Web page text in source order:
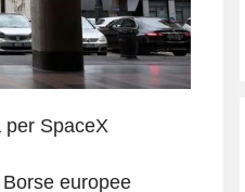
per SpaceX
europee